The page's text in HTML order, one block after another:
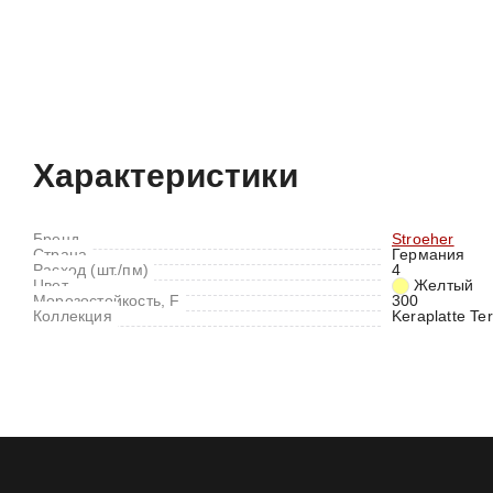
Характеристики
Бренд Stroeher
Страна
Германия
Расход (шт./пм)
4
Цвет
Желтый
Морозостойкость, F
300
Коллекция
Keraplatte